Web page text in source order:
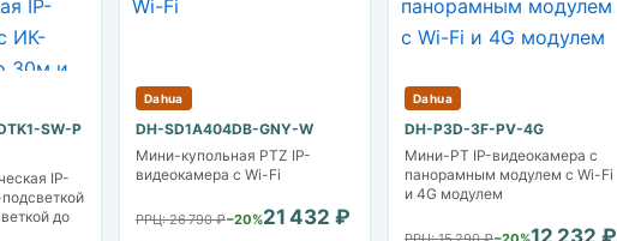
SW-P
IP-
до
Dahua
DH-SD1A404DB-GNY-W
Мини-купольная PTZ IP-
видеокамера с Wi-Fi
РРЦ: 26 790 ₽−20%21 432 ₽
Dahua
DH-P3D-3F-PV-4G
Мини-PT IP-видеокамера с
панорамным модулем с Wi-Fi
и 4G модулем